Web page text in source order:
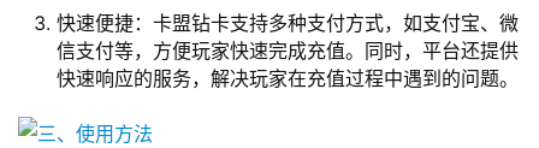
快速便捷：卡盟钻卡支持多种支付方式，如支付宝、微
信支付等，方便玩家快速完成充值。同时，平台还提供
快速响应的服务，解决玩家在充值过程中遇到的问题。